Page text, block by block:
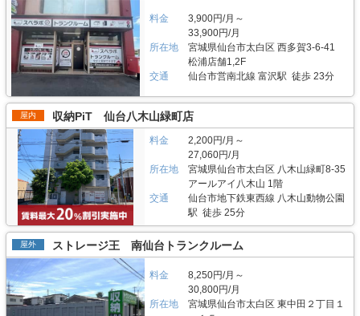
料金
3,900円/月～
33,900円/月
所在地
宮城県仙台市太白区 西多賀3-6-41
松浦店舗1,2F
交通
仙台市営南北線 富沢駅 徒歩 23分
屋内 収納PiT 仙台八木山緑町店
料金
2,200円/月～
27,060円/月
所在地
宮城県仙台市太白区 八木山緑町8-35
アールアイ八木山 1階
交通
仙台市地下鉄東西線 八木山動物公園
駅 徒歩 25分
屋外 ストレージ王 南仙台トランクルーム
料金
8,250円/月～
30,800円/月
所在地
宮城県仙台市太白区 東中田２丁目１